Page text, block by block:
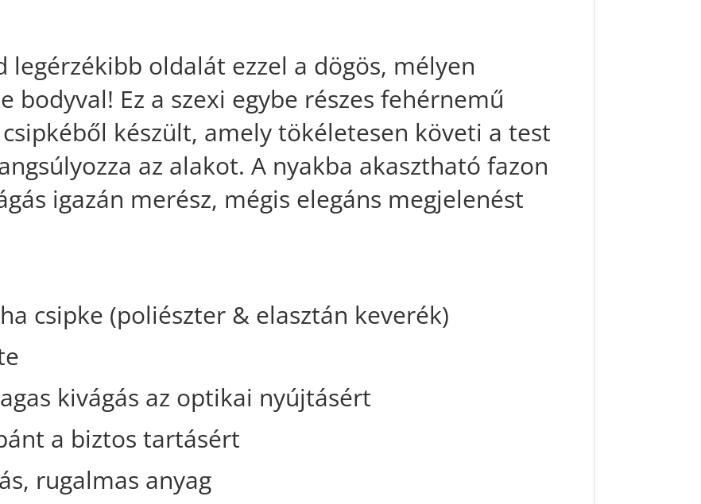
legérzékibb oldalát ezzel a dögös, mélyen
bodyval! Ez a szexi egybe részes fehérnemű
készült, amely tökéletesen követi a test
az alakot. A nyakba akasztható fazon
igazán merész, mégis elegáns megjelenést
csipke (poliészter & elasztán keverék)
kivágás az optikai nyújtásért
a biztos tartásért
rugalmas anyag